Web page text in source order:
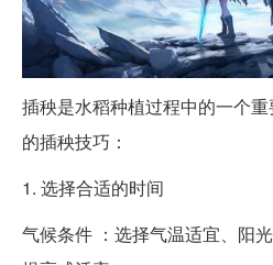
插秧是水稻种植过程中的一个
的插秧技巧：
1. 选择合适的时间
气候条件 ：选择气温适宜、阳